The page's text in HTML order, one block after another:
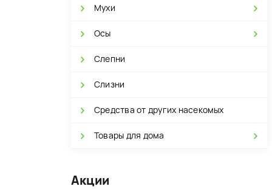
Мухи
Осы
Слепни
Слизни
Средства от других насекомых
Товары для дома
Акции